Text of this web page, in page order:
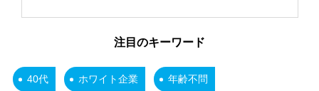
注目のキーワード
40代 ホワイト企業 年齢不問